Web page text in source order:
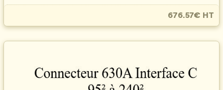
676.57€ HT